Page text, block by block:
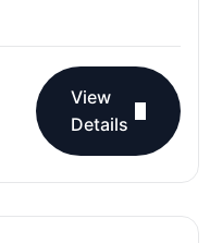
View
Details